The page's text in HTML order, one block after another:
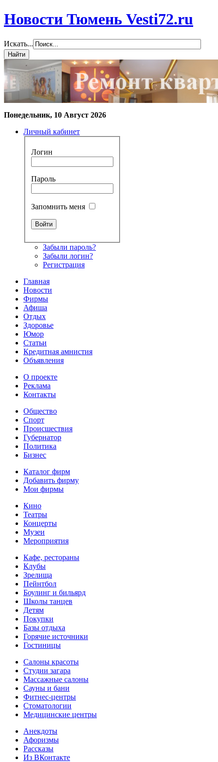
Новости Тюмень Vesti72.ru
Искать...
Понедельник, 10 Август 2026
Личный кабинет
Логин
Пароль
Запомнить меня
Забыли пароль?
Забыли логин?
Регистрация
Главная
Новости
Фирмы
Афиша
Отдых
Здоровье
Юмор
Статьи
Кредитная амнистия
Объявления
О проекте
Реклама
Контакты
Общество
Спорт
Происшествия
Губернатор
Политика
Бизнес
Каталог фирм
Добавить фирму
Мои фирмы
Кино
Театры
Концерты
Музеи
Мероприятия
Кафе, рестораны
Клубы
Зрелища
Пейнтбол
Боулинг и бильярд
Школы танцев
Детям
Покупки
Базы отдыха
Горячие источники
Гостиницы
Салоны красоты
Студии загара
Массажные салоны
Сауны и бани
Фитнес-центры
Стоматологии
Медицинские центры
Анекдоты
Афоризмы
Рассказы
Из ВКонтакте